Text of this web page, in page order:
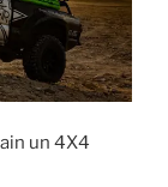
un 4X4